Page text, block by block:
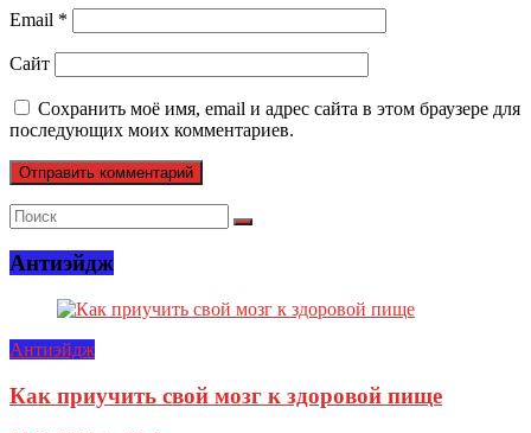
Email *
Сайт
Сохранить моё имя, email и адрес сайта в этом браузере для
последующих моих комментариев.
Антиэйдж
Антиэйдж
Как приучить свой мозг к здоровой пище